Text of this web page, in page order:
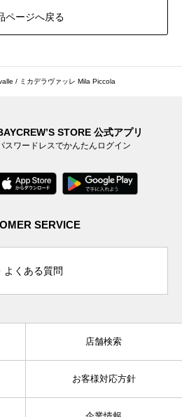
ページへ戻る
/ ミカデラヴァッレ Mila Piccola
STORE 公式アプリ
スワードレスでかんたんログイン
SERVICE
よくある質問
店舗検索
お客様対応方針